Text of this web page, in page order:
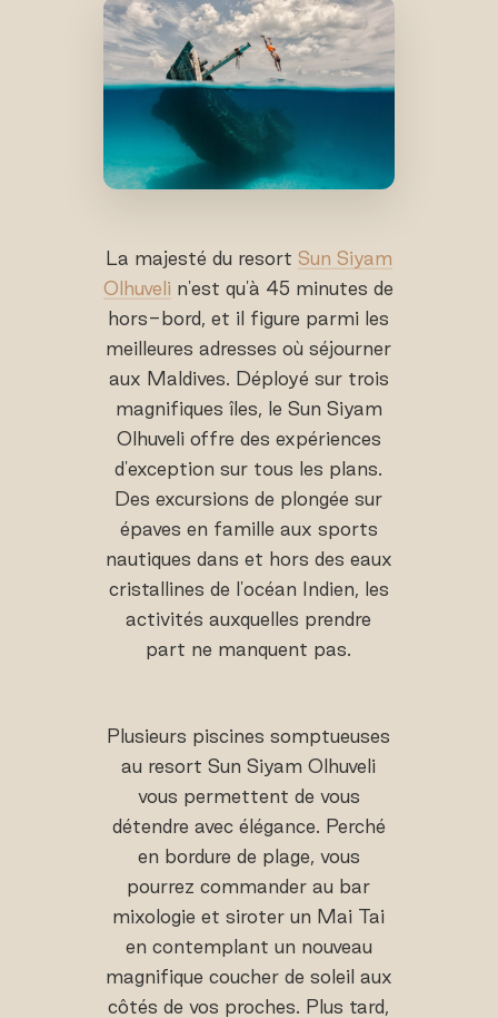
La majesté du resort Sun Siyam
Olhuveli n'est qu'à 45 minutes de
hors-bord, et il figure parmi les
meilleures adresses où séjourner
aux Maldives. Déployé sur trois
magnifiques îles, le Sun Siyam
Olhuveli offre des expériences
d'exception sur tous les plans.
Des excursions de plongée sur
épaves en famille aux sports
nautiques dans et hors des eaux
cristallines de l'océan Indien, les
activités auxquelles prendre
part ne manquent pas.
Plusieurs piscines somptueuses
au resort Sun Siyam Olhuveli
vous permettent de vous
détendre avec élégance. Perché
en bordure de plage, vous
pourrez commander au bar
mixologie et siroter un Mai Tai
en contemplant un nouveau
magnifique coucher de soleil aux
côtés de vos proches. Plus tard,